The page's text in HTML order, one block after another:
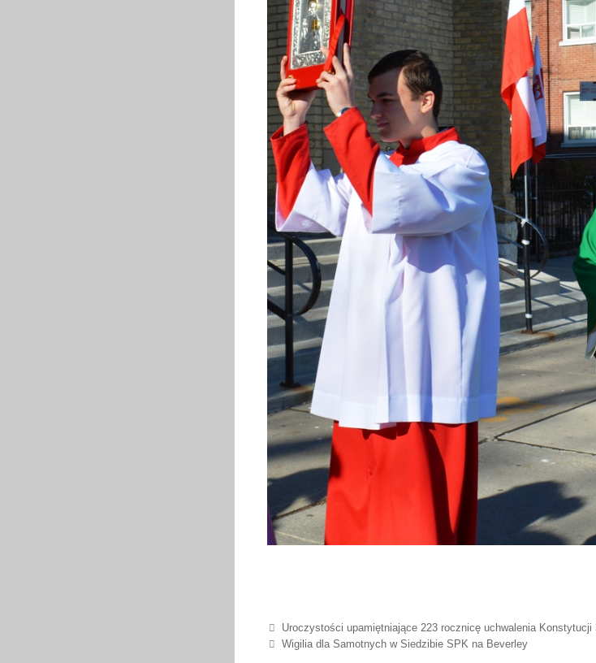
Post navigation
Uroczystości upamiętniające 223 rocznicę uchwalenia Konstytucji
Wigilia dla Samotnych w Siedzibie SPK na Beverley